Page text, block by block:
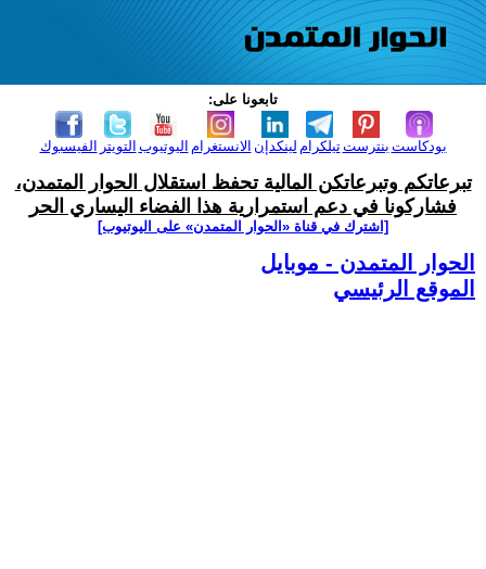
تابعونا على:
الفيسبوك التويتر اليوتيوب الانستغرام لينكدإن تيلكرامبنترست بودكاست
تبرعاتكم وتبرعاتكن المالية تحفظ استقلال الحوار المتمدن،
فشاركونا في دعم استمرارية هذا الفضاء اليساري الحر
[اشترك في قناة ‫«الحوار المتمدن» على اليوتيوب]
الحوار المتمدن - موبايل
الموقع الرئيسي